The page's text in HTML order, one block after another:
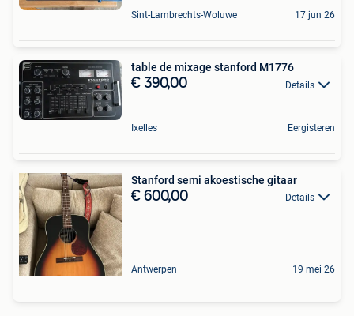
Sint-Lambrechts-Woluwe 17 jun 26
table de mixage stanford M1776
€ 390,00 Details
Ixelles Eergisteren
Stanford semi akoestische gitaar
€ 600,00 Details
Antwerpen 19 mei 26